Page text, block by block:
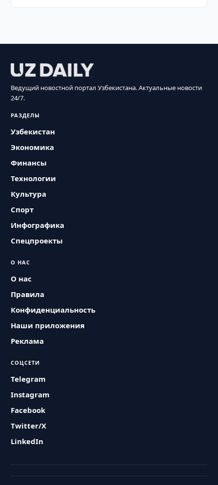
Ведущий новостной портал Узбекистана. Актуальные новости
24/7.
РАЗДЕЛЫ
Узбекистан
Экономика
Финансы
Технологии
Культура
Спорт
Инфографика
Спецпроекты
О НАС
О нас
Правила
Конфиденциальность
Наши приложения
Реклама
СОЦСЕТИ
Telegram
Instagram
Facebook
Twitter/X
LinkedIn